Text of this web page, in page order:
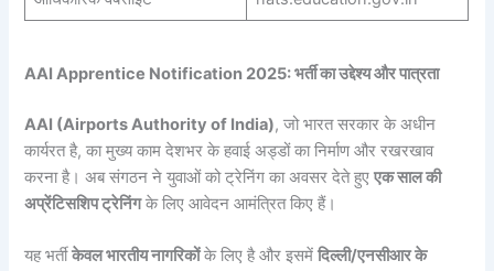
AAI Apprentice Notification 2025: भर्ती का उद्देश्य और पात्रता
AAI (Airports Authority of India), जो भारत सरकार के अधीन
कार्यरत है, का मुख्य काम देशभर के हवाई अड्डों का निर्माण और रखरखाव
करना है। अब संगठन ने युवाओं को ट्रेनिंग का अवसर देते हुएएक साल की
अप्रेंटिसशिप ट्रेनिंगके लिए आवेदन आमंत्रित किए हैं।
यह भर्तीकेवल भारतीय नागरिकोंके लिए है और इसमेंदिल्ली/एनसीआर के